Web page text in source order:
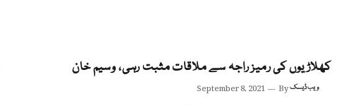
کھلاڑیوں کی رمیز راجہ سے ملاقات مثبت رہی، وسیم خان
September 8, 2021 Byویب ڈیسک